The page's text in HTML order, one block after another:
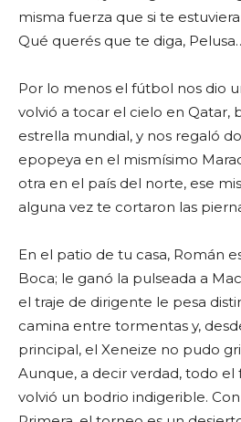
misma fuerza que si te
Qué querés que te diga,
Por lo menos el fútbol nos dio
volvió a tocar el cielo en Qatar,
estrella mundial, y nos regaló
epopeya en el mismísimo
otra en el país del norte, ese
alguna vez te cortaron las
En el patio de tu casa, Román
Boca; le ganó la pulseada a
el traje de dirigente le pesa
camina entre tormentas y,
principal, el Xeneize no pudo
Aunque, a decir verdad, todo
volvió un bodrio indigerible.